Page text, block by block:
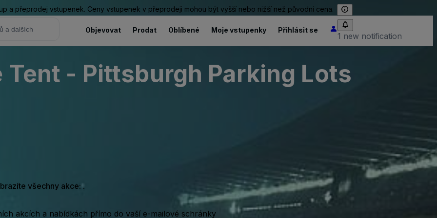
a přeprodej vstupenek. Ceny vstupenek v přeprodeji mohou být vyšší nebo nižší než původní cena.
Objevovat Prodat Oblíbené Moje vstupenky Přihlásit se
1 new notification
Tent - Pittsburgh Parking Lots
všechny akce: .
akcích a nabídkách přímo do vaší e-mailové schránky